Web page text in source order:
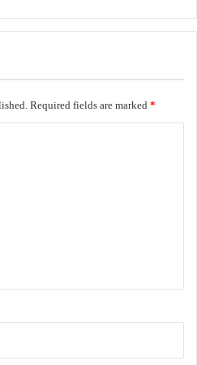
Required fields are marked *